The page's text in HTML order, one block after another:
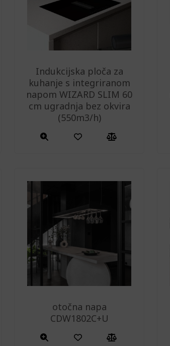
Indukcijska ploča za
kuhanje s integriranom
napom WIZARD SLIM 60
cm ugradnja bez okvira
(550m3/h)
otočna napa
CDW1802C+U